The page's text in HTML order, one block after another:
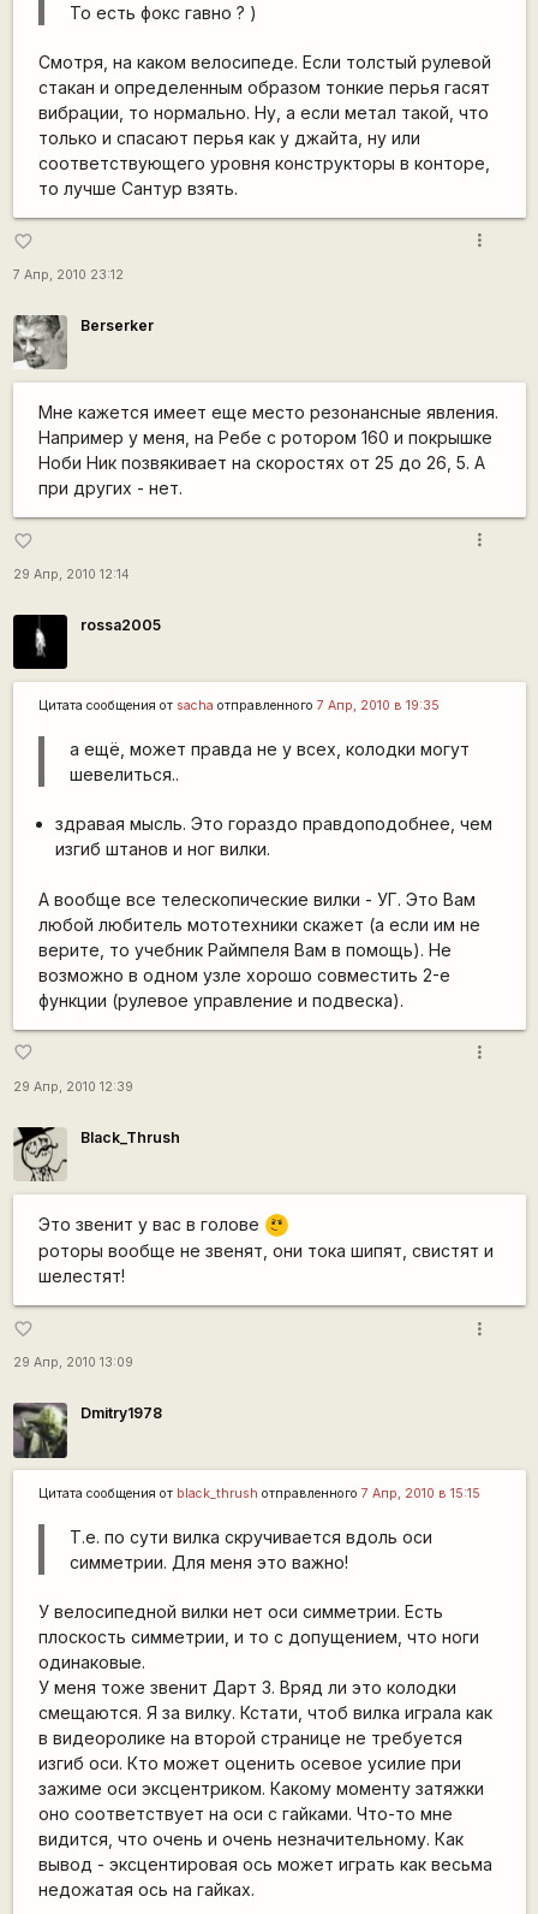
То есть фокс гавно ? )
Смотря, на каком велосипеде. Если толстый рулевой
стакан и определенным образом тонкие перья гасят
вибрации, то нормально. Ну, а если метал такой, что
только и спасают перья как у джайта, ну или
соответствующего уровня конструкторы в конторе,
то лучше Сантур взять.
favorite_border
7 Апр, 2010 23:12
more_vert
Berserker
Мне кажется имеет еще место резонансные явления.
Например у меня, на Ребе с ротором 160 и покрышке
Ноби Ник позвякивает на скоростях от 25 до 26, 5. А
при других - нет.
favorite_border
29 Апр, 2010 12:14
more_vert
rossa2005
Цитата сообщения от sacha отправленного 7 Апр, 2010 в 19:35
а ещё, может правда не у всех, колодки могут
шевелиться..
здравая мысль. Это гораздо правдоподобнее, чем
изгиб штанов и ног вилки.
А вообще все телескопические вилки - УГ. Это Вам
любой любитель мототехники скажет (а если им не
верите, то учебник Раймпеля Вам в помощь). Не
возможно в одном узле хорошо совместить 2-е
функции (рулевое управление и подвеска).
favorite_border
29 Апр, 2010 12:39
more_vert
Black_Thrush
Это звенит у вас в голове
\m
/
роторы вообще не звенят, они тока шипят, свистят и
шелестят!
favorite_border
29 Апр, 2010 13:09
more_vert
Dmitry1978
Цитата сообщения от black_thrush отправленного 7 Апр, 2010 в 15:15
Т.е. по сути вилка скручивается вдоль оси
симметрии. Для меня это важно!
У велосипедной вилки нет оси симметрии. Есть
плоскость симметрии, и то с допущением, что ноги
одинаковые.
У меня тоже звенит Дарт 3. Вряд ли это колодки
смещаются. Я за вилку. Кстати, чтоб вилка играла как
в видеоролике на второй странице не требуется
изгиб оси. Кто может оценить осевое усилие при
зажиме оси эксцентриком. Какому моменту затяжки
оно соответствует на оси с гайками. Что-то мне
видится, что очень и очень незначительному. Как
вывод - эксцентировая ось может играть как весьма
недожатая ось на гайках.